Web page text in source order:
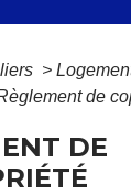
>
de
DE